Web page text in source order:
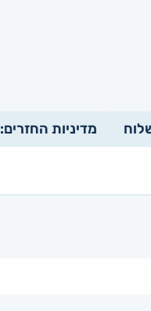
מדיניות החזרים: